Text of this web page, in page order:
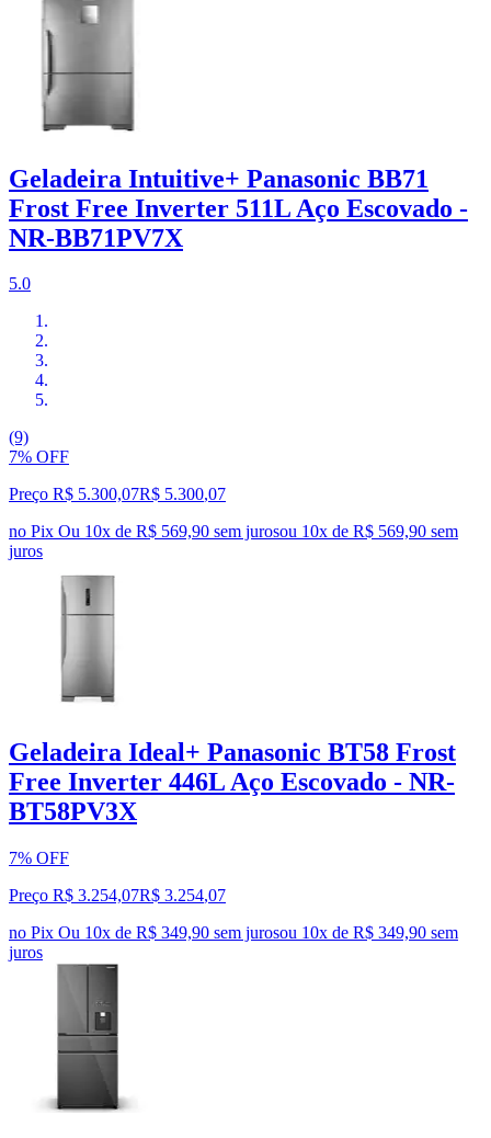
Geladeira Intuitive+ Panasonic BB71
Frost Free Inverter 511L Aço Escovado -
NR-BB71PV7X
5.0
(9)
7% OFF
Preço R$ 5.300,07R$ 5.300,07
no Pix Ou 10x de R$ 569,90 sem jurosou 10x de R$ 569,90 sem
juros
Geladeira Ideal+ Panasonic BT58 Frost
Free Inverter 446L Aço Escovado - NR-
BT58PV3X
7% OFF
Preço R$ 3.254,07R$ 3.254,07
no Pix Ou 10x de R$ 349,90 sem jurosou 10x de R$ 349,90 sem
juros